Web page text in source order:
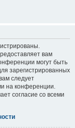
вам
могут быть
зарегистрированных
следует
на конференции.
согласие со всеми